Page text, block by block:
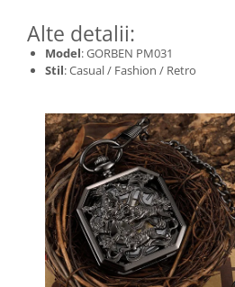
Alte detalii:
Model: GORBEN PM031
Stil: Casual / Fashion / Retro